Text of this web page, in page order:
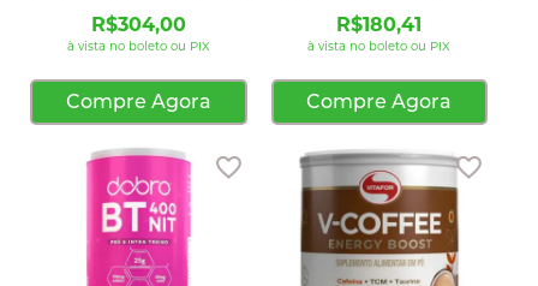
R$304,00
à vista no boleto ou PIX
Compre Agora
R$180,41
à vista no boleto ou PIX
Compre Agora
Adicionar aos favoritos